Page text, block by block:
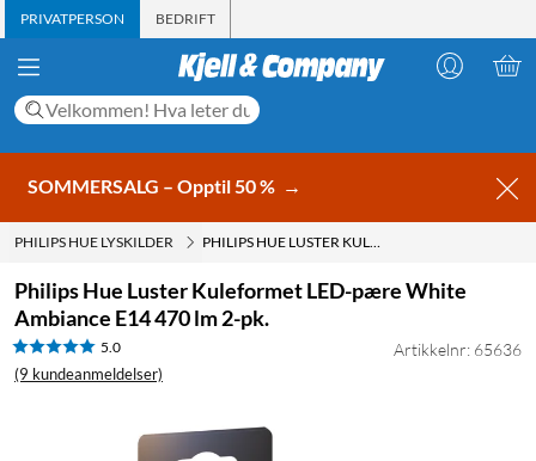
PRIVATPERSON BEDRIFT
SOMMERSALG – Opptil 50 % →
PHILIPS HUE LYSKILDER PHILIPS HUE LUSTER KULEFORMET LED-PÆRE WHITE AMBIANCE E14 470 LM 2-PK.
Philips Hue Luster Kuleformet LED-pære White
Ambiance E14 470 lm 2-pk.
5.0
(9 kundeanmeldelser)
Artikkelnr: 65636